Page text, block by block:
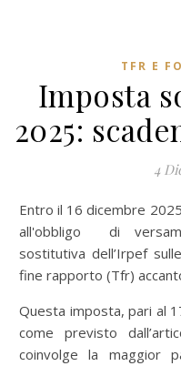
TFR E
Imposta
2025:
4
Entro il 16 dicembre 2025, le aziende dovranno adempiere
all'obbligo di
sostitutiva dell’Irpef
fine rapporto (Tfr)
Questa imposta, pari al
come previsto
coinvolge la maggior